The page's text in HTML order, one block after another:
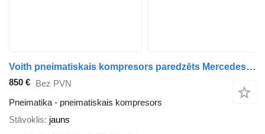
Voith pneimatiskais kompresors paredzēts Mercedes-Benz Actros kravas automašīnas
850 € Bez PVN
Pneimatika - pneimatiskais kompresors
Stāvoklis jauns